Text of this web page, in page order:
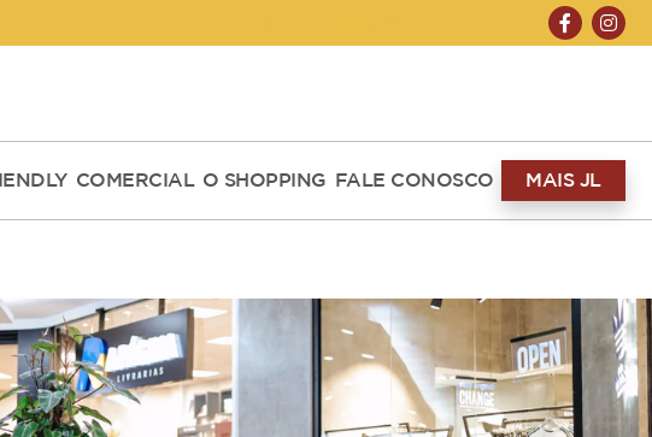
COMERCIAL O SHOPPING FALE CONOSCO MAIS JL